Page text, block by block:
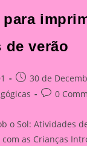
de verão
Post
published:
30 de
Post0
o Sol: Atividades
as Crianças